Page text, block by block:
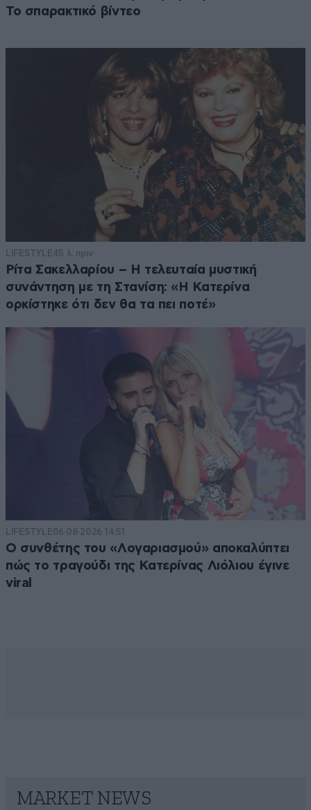
Το σπαρακτικό βίντεο
LIFESTYLE45 λ. πριν
Ρίτα Σακελλαρίου – Η τελευταία μυστική
συνάντηση με τη Στανίση: «Η Κατερίνα
ορκίστηκε ότι δεν θα τα πει ποτέ»
LIFESTYLE06·08·2026 14:51
Ο συνθέτης του «Λογαριασμού» αποκαλύπτει
πώς το τραγούδι της Κατερίνας Λιόλιου έγινε
viral
MARKET NEWS